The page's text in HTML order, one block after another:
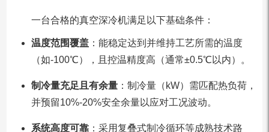
一台合格的真空深冷机满足以下基础条件：
温度范围覆盖：能稳定达到并维持工艺所需的温度
（如-100℃），且控温精度高（通常±0.5℃以内）。
制冷量充足且有余量：制冷量（kW）需匹配热负荷，
并预留10%-20%安全余量以应对工况波动。
系统高度可靠：采用复叠式制冷循环等成熟技术路